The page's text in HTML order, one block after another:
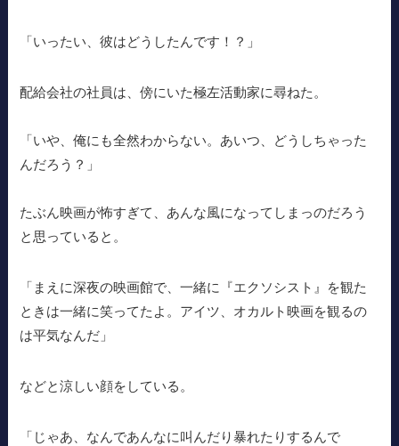
「いったい、彼はどうしたんです！？」
配給会社の社員は、傍にいた極左活動家に尋ねた。
「いや、俺にも全然わからない。あいつ、どうしちゃった
んだろう？」
たぶん映画が怖すぎて、あんな風になってしまっのだろう
と思っていると。
「まえに深夜の映画館で、一緒に『エクソシスト』を観た
ときは一緒に笑ってたよ。アイツ、オカルト映画を観るの
は平気なんだ」
などと涼しい顔をしている。
「じゃあ、なんであんなに叫んだり暴れたりするんで